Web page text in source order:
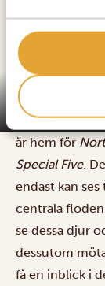
Samburu
första delen
torrt
vida vyer och
är hem för
Special Five.
endast kan
centrala
se dessa djur
dessutom
få en inblick i